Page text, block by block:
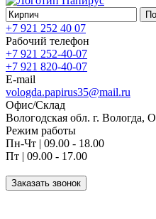
+7 921 252 40 07
Рабочий телефон
+7 921 252-40-07
+7 921 820-40-07
E-mail
vologda.papirus35@mail.ru
Офис/Склад
Вологодская обл. г. Вологда,
Режим работы
Пн-Чт | 09.00 - 18.00
Пт | 09.00 - 17.00
Заказать звонок